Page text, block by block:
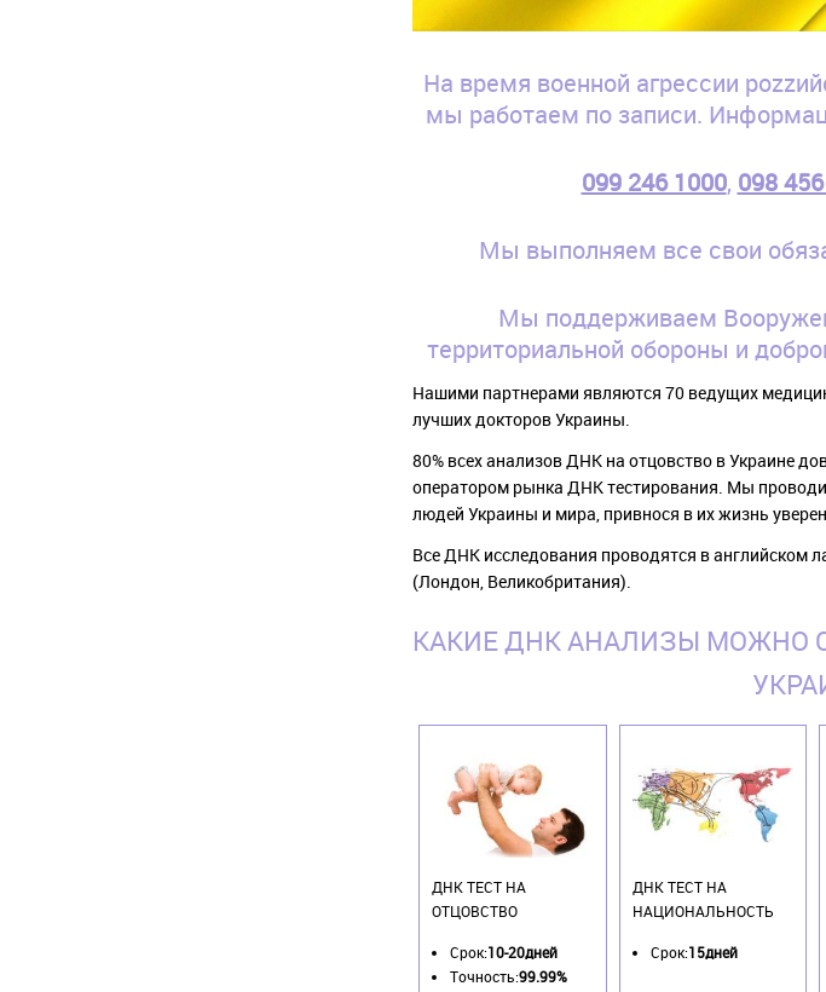
На время военной агрессии
мы работаем по записи.
099 246 1000, 098
Мы выполняем все свои
Мы поддерживаем
территориальной обороны и
Нашими партнерами являются 70 ведущих
лучших докторов Украины.
80% всех анализов ДНК на отцовство в Украине
оператором рынка ДНК тестирования. Мы
людей Украины и мира, привнося в их жизнь
Все ДНК исследования проводятся в английском
(Лондон, Великобритания).
КАКИЕ ДНК АНАЛИЗЫ МОЖНО
ДНК ТЕСТ НА
ОТЦОВСТВО
Срок:10-20дней
Точность:99.99%
ДНК ТЕСТ НА
НАЦИОНАЛЬНОСТЬ
Срок:15дней